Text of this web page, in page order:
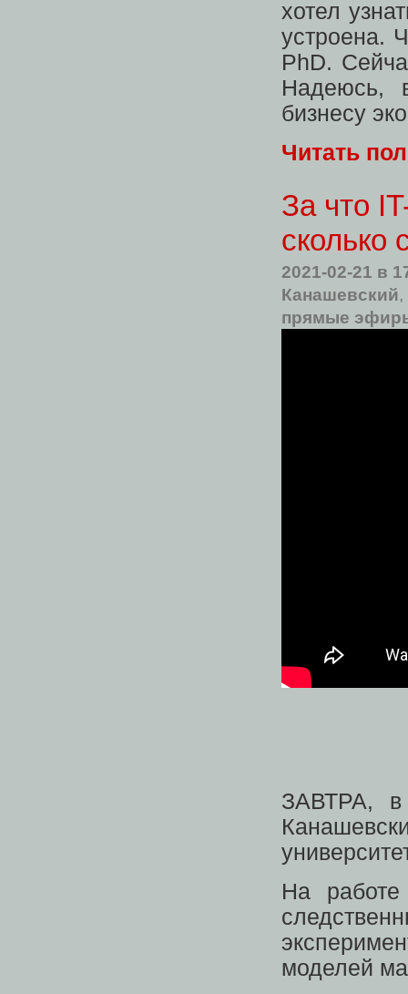
хотел
устроена.
PhD.
Надеюсь,
бизнесу
Читать
За что
сколько
2021-02-21 в
Канашевский,
прямые
ЗАВТРА, в
На работе
моделей